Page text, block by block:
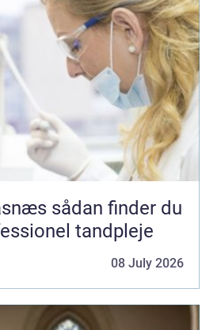
finder du
tandpleje
08 July 2026